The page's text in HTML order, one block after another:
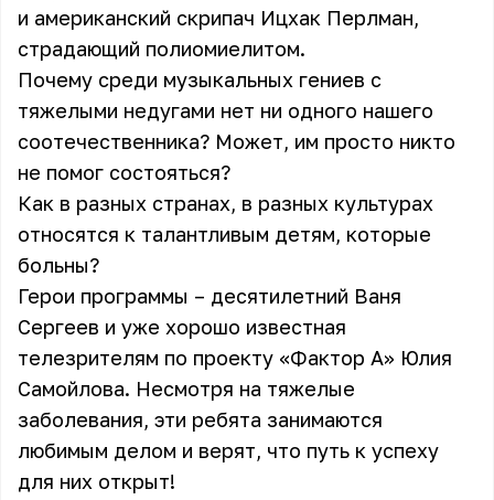
и американский скрипач Ицхак Перлман,
страдающий полиомиелитом.
Почему среди музыкальных гениев с
тяжелыми недугами нет ни одного нашего
соотечественника? Может, им просто никто
не помог состояться?
Как в разных странах, в разных культурах
относятся к талантливым детям, которые
больны?
Герои программы – десятилетний Ваня
Сергеев и уже хорошо известная
телезрителям по проекту «Фактор А» Юлия
Самойлова. Несмотря на тяжелые
заболевания, эти ребята занимаются
любимым делом и верят, что путь к успеху
для них открыт!